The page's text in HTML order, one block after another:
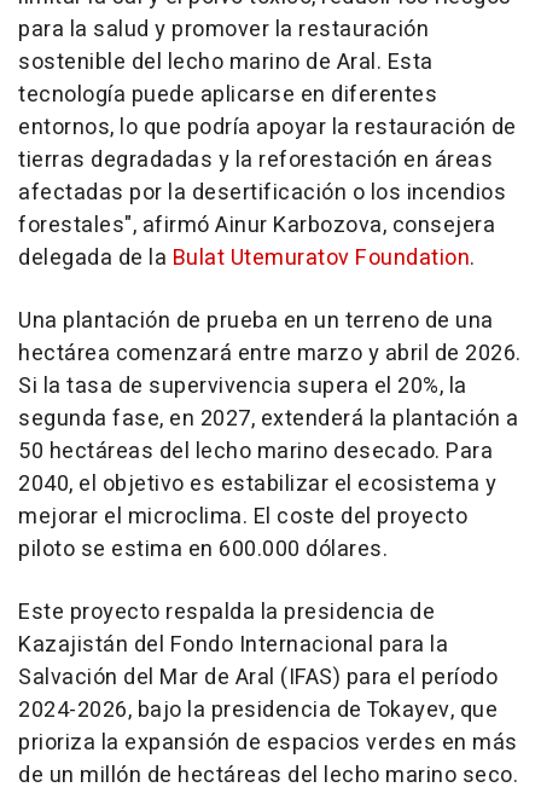
para la salud y promover la restauración
sostenible del lecho marino de Aral. Esta
tecnología puede aplicarse en diferentes
entornos, lo que podría apoyar la restauración de
tierras degradadas y la reforestación en áreas
afectadas por la desertificación o los incendios
forestales", afirmó Ainur Karbozova, consejera
delegada de la Bulat Utemuratov Foundation.
Una plantación de prueba en un terreno de una
hectárea comenzará entre marzo y abril de 2026.
Si la tasa de supervivencia supera el 20%, la
segunda fase, en 2027, extenderá la plantación a
50 hectáreas del lecho marino desecado. Para
2040, el objetivo es estabilizar el ecosistema y
mejorar el microclima. El coste del proyecto
piloto se estima en 600.000 dólares.
Este proyecto respalda la presidencia de
Kazajistán del Fondo Internacional para la
Salvación del Mar de Aral (IFAS) para el período
2024-2026, bajo la presidencia de Tokayev, que
prioriza la expansión de espacios verdes en más
de un millón de hectáreas del lecho marino seco.